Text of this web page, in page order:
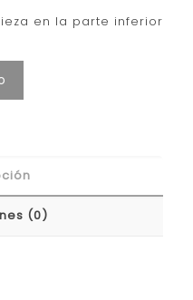
en la parte inferior
(0)